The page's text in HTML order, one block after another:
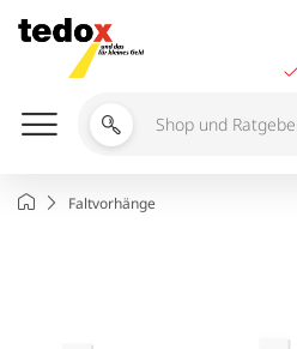
Inhalt
springen
Shop
durchsuchen
StartseiteFaltvorhänge